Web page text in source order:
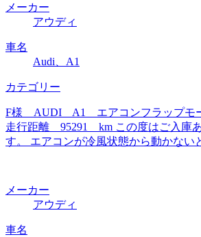
メーカー
アウディ
車名
Audi、A1
カテゴリー
F様 AUDI A1 エアコンフラップモー
走行距離 95291 km この度はご入庫
す。 エアコンが冷風状態から動かない
メーカー
アウディ
車名